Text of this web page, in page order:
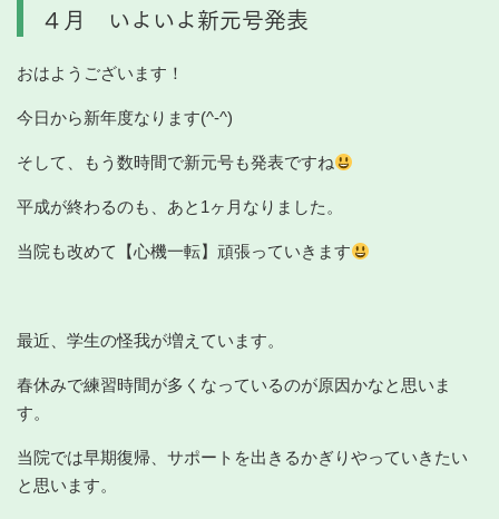
４月 いよいよ新元号発表
おはようございます！
今日から新年度なります(^-^)
そして、もう数時間で新元号も発表ですね
平成が終わるのも、あと1ヶ月なりました。
当院も改めて【心機一転】頑張っていきます
最近、学生の怪我が増えています。
春休みで練習時間が多くなっているのが原因かなと思いま
す。
当院では早期復帰、サポートを出きるかぎりやっていきたい
と思います。